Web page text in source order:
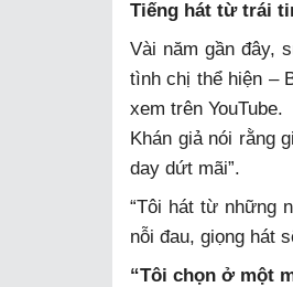
Tiếng hát từ trái
Vài năm gần đây,
tình chị thể hiện –
xem trên YouTube.
Khán giả nói rằng
day dứt mãi”.
“Tôi hát từ những
nỗi đau, giọng hát
“Tôi chọn ở một